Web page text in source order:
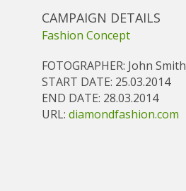
CAMPAIGN DETAILS
Fashion Concept
FOTOGRAPHER: John Smith
START DATE: 25.03.2014
END DATE: 28.03.2014
URL: diamondfashion.com